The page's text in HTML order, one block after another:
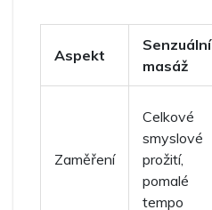
Aspekt
Senzuální
masáž
Zaměření
Celkové
smyslové
prožití,
pomalé
tempo